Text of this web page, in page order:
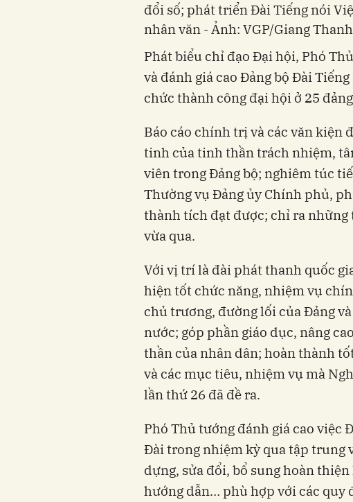
đổi số; phát triển Đài Tiếng nói
nhân văn - Ảnh: VGP/Giang Thanh
Phát biểu chỉ đạo Đại hội, Phó
và đánh giá cao Đảng bộ Đài
chức thành công đại hội ở 25
Báo cáo chính trị và các văn kiện
tinh của tinh thần trách nhiệm,
viên trong Đảng bộ; nghiêm túc
Thường vụ Đảng ủy Chính phủ,
thành tích đạt được; chỉ ra
vừa qua.
Với vị trí là đài phát thanh quốc
hiện tốt chức năng, nhiệm vụ
chủ trương, đường lối của Đảng
nước; góp phần giáo dục, nâng
thần của nhân dân; hoàn thành
và các mục tiêu, nhiệm vụ mà
lần thứ 26 đã đề ra.
Phó Thủ tướng đánh giá cao việc
Đài trong nhiệm kỳ qua tập trung
dựng, sửa đổi, bổ sung hoàn
hướng dẫn… phù hợp với các quy